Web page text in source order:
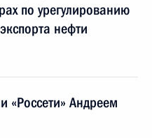
по урегулированию
нефти
«Россети» Андреем